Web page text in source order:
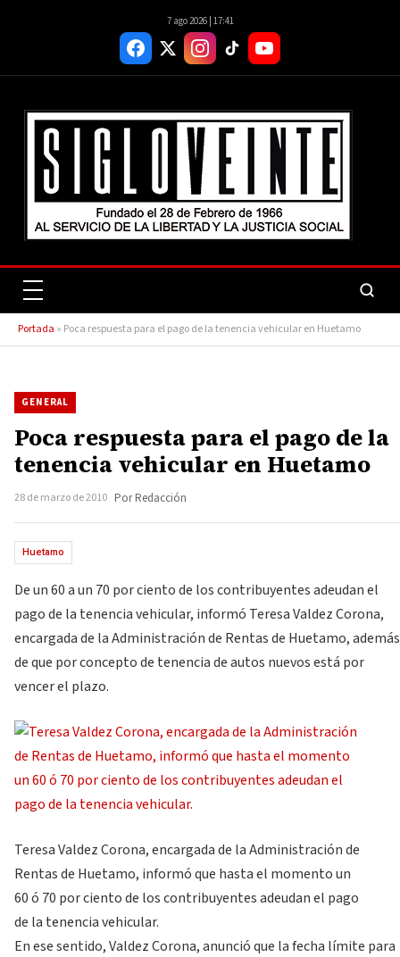
7 ago 2026 | 17:41
Portada » Poca respuesta para el pago de la tenencia vehicular en Huetamo
GENERAL
Poca respuesta para el pago de la
tenencia vehicular en Huetamo
28 de marzo de 2010 Por Redacción
Huetamo
De un 60 a un 70 por ciento de los contribuyentes adeudan el
pago de la tenencia vehicular, informó Teresa Valdez Corona,
encargada de la Administración de Rentas de Huetamo, además
de que por concepto de tenencia de autos nuevos está por
vencer el plazo.
Teresa Valdez Corona, encargada de la Administración de
Rentas de Huetamo, informó que hasta el momento un
60 ó 70 por ciento de los contribuyentes adeudan el pago
de la tenencia vehicular.
En ese sentido, Valdez Corona, anunció que la fecha límite para